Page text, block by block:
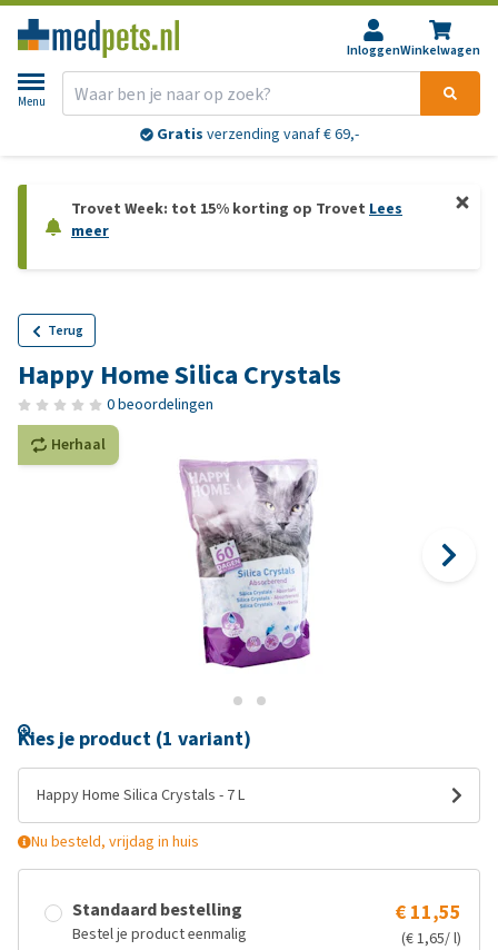
InloggenWinkelwagen
Menu
Gratis verzending vanaf € 69,-
Trovet Week: tot 15% korting op Trovet Lees
meer
Terug
Happy Home Silica Crystals
0 beoordelingen
Herhaal
Kies je product (1 variant)
Happy Home Silica Crystals - 7 L
Nu besteld, vrijdag in huis
Standaard bestelling
Bestel je product eenmalig
€ 11,55
(€ 1,65/ l)